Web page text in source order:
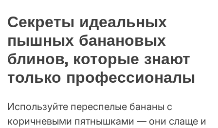
Секреты идеальных
пышных банановых
блинов, которые знают
только профессионалы
Используйте переспелые бананы с
коричневыми пятнышками — они слаще и